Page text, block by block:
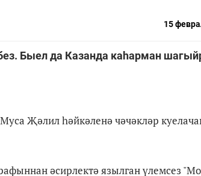
15
Быел да Казанда каһарман
Җәлил һәйкәленә чәчәкләр
әсирлектә язылган үлемсез